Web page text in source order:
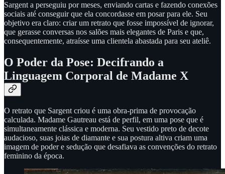
Sargent a perseguiu por meses, enviando cartas e fazendo conexões
sociais até conseguir que ela concordasse em posar para ele. Seu
objetivo era claro: criar um retrato que fosse impossível de ignorar,
que gerasse conversas nos salões mais elegantes de Paris e que,
consequentemente, atraísse uma clientela abastada para seu ateliê.
O Poder da Pose: Decifrando a
Linguagem Corporal de Madame X
O retrato que Sargent criou é uma obra-prima de provocação
calculada. Madame Gautreau está de perfil, em uma pose que é
simultaneamente clássica e moderna. Seu vestido preto de decote
audacioso, suas joias de diamante e sua postura altiva criam uma
imagem de poder e sedução que desafiava as convenções do retrato
feminino da época.